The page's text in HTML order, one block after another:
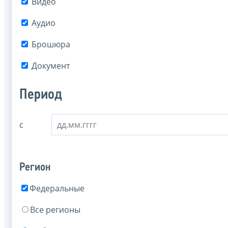
Аудио
Брошюра
Документ
Период
с
Регион
Федеральные
Все регионы